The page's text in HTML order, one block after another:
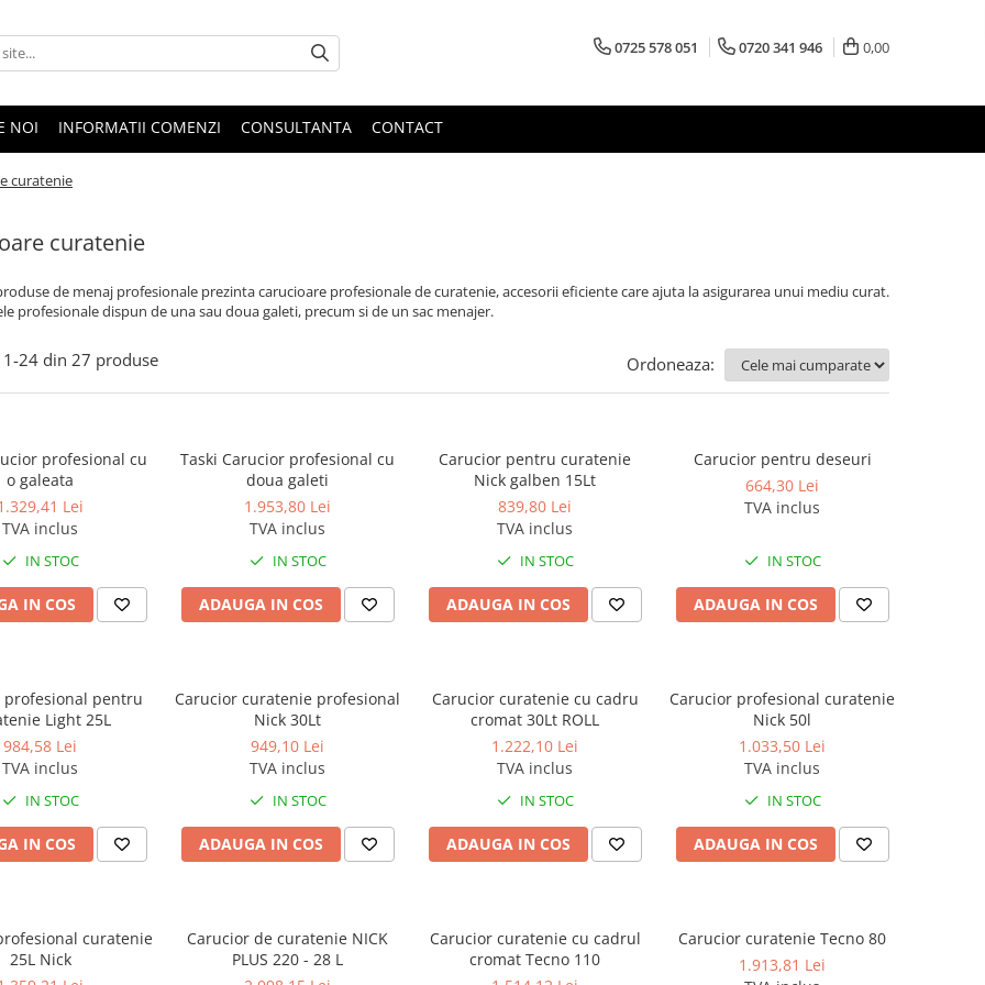
0725 578 051 0720 341 946 0,00
NOI INFORMATII COMENZI CONSULTANTA CONTACT
curatenie
curatenie
de menaj profesionale prezinta carucioare profesionale de curatenie, accesorii eficiente care ajuta la asigurarea unui mediu curat.
profesionale dispun de una sau doua galeti, precum si de un sac menajer.
1-24 din 27 produse Ordoneaza:
profesional cu
o galeata
Lei
TVA inclus
IN STOC
IN COS
Taski Carucior profesional cu
doua galeti
1.953,80 Lei
TVA inclus
IN STOC
ADAUGA IN COS
Carucior pentru curatenie
Nick galben 15Lt
839,80 Lei
TVA inclus
IN STOC
ADAUGA IN COS
Carucior pentru deseuri
664,30 Lei
TVA inclus
IN STOC
ADAUGA IN COS
profesional pentru
Light 25L
984,58 Lei
TVA inclus
IN STOC
IN COS
Carucior curatenie profesional
Nick 30Lt
949,10 Lei
TVA inclus
IN STOC
ADAUGA IN COS
Carucior curatenie cu cadru
cromat 30Lt ROLL
1.222,10 Lei
TVA inclus
IN STOC
ADAUGA IN COS
Carucior profesional curatenie
Nick 50l
1.033,50 Lei
TVA inclus
IN STOC
ADAUGA IN COS
curatenie
25L Nick
Carucior de curatenie NICK
PLUS 220 - 28 L
Carucior curatenie cu cadrul
cromat Tecno 110
Carucior curatenie Tecno 80
1.913,81 Lei